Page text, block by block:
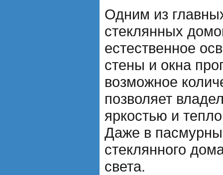
Одним из
стеклянных
естественное
стены и окна
возможное
позволяет
яркостью и
Даже в
стеклянного
света.